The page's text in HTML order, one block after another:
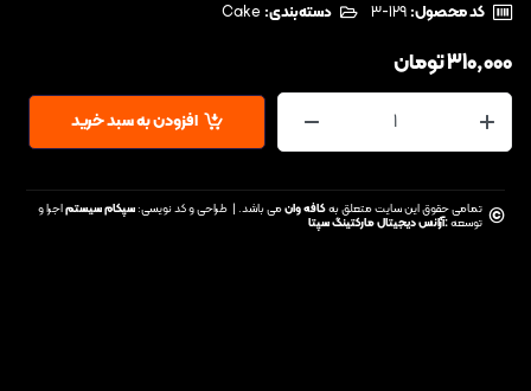
کد محصول: دسته‌بندی: Cake
310,000تومان
افزودن به سبد خرید
© تمامی حقوق این سایت متعلق بهکافه وانمی باشد. | طراحی و کد نویسی:سپکام سیستماجرا و
توسعه:آژانس دیجیتال مارکتینگ سپتا